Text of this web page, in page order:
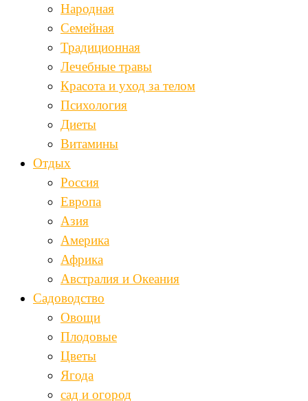
Народная
Семейная
Традиционная
Лечебные травы
Красота и уход за телом
Психология
Диеты
Витамины
Отдых
Россия
Европа
Азия
Америка
Африка
Австралия и Океания
Садоводство
Овощи
Плодовые
Цветы
Ягода
сад и огород